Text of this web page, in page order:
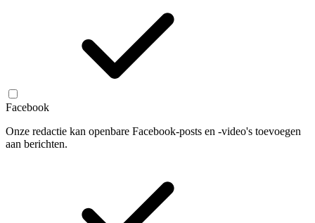
Facebook
Onze redactie kan openbare Facebook-posts en -video's toevoegen
aan berichten.